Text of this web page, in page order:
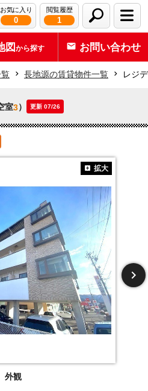
お気に入り
0
閲覧履歴
1
図から探す お問い合わせ
長地源の賃貸物件一覧 レジ
室3） 更新 07/26
外観
拡大